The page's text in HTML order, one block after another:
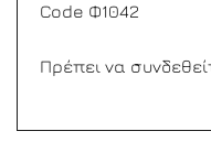
Code Φ1042
Πρέπει να